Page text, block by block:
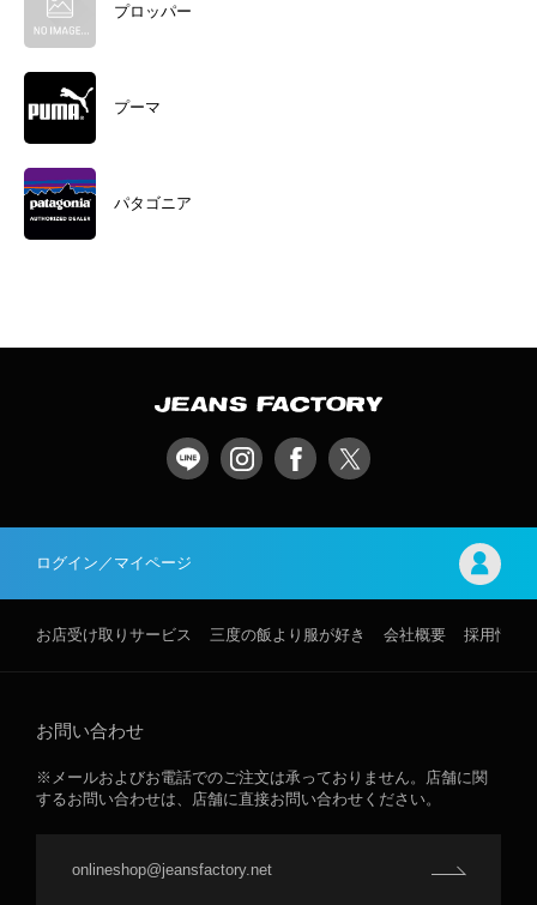
プロッパー
プーマ
パタゴニア
ログイン／マイページ
お店受け取りサービス 三度の飯より服が好き 会社概要 採用情報
お問い合わせ
※メールおよびお電話でのご注文は承っておりません。店舗に関
するお問い合わせは、店舗に直接お問い合わせください。
onlineshop@jeansfactory.net